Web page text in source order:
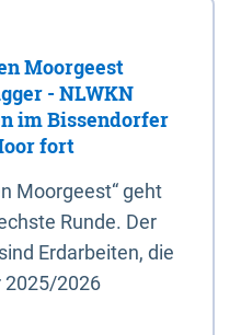
Moorgeest
- NLWKN
im Bissendorfer
fort
Moorgeest“ geht
Runde. Der
Erdarbeiten, die
2025/2026